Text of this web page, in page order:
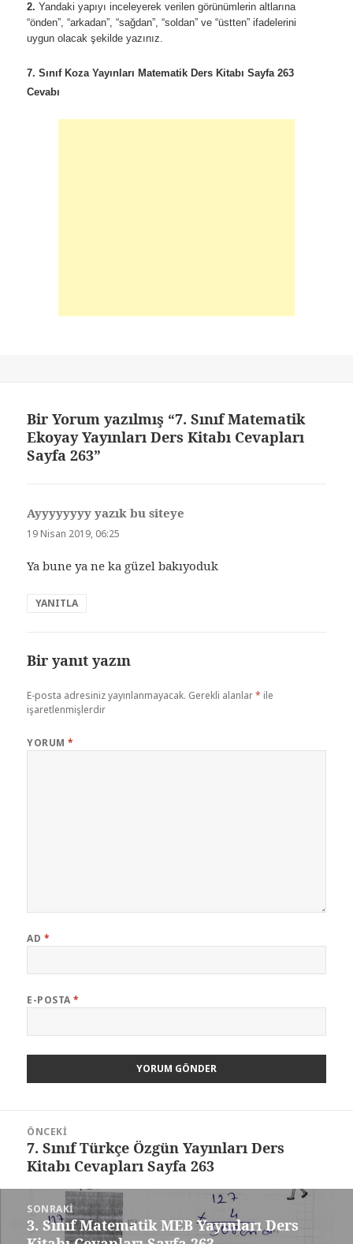
2. Yandaki yapıyı inceleyerek verilen görünümlerin altlarına
“önden”, “arkadan”, “sağdan”, “soldan” ve “üstten” ifadelerini
uygun olacak şekilde yazınız.
7. Sınıf Koza Yayınları Matematik Ders Kitabı Sayfa 263
Cevabı
Bir Yorum yazılmış “7. Sınıf Matematik
Ekoyay Yayınları Ders Kitabı Cevapları
Sayfa 263”
Ayyyyyyyy yazık bu siteye
19 Nisan 2019, 06:25
Ya bune ya ne ka güzel bakıyoduk
YANITLA
Bir yanıt yazın
E-posta adresiniz yayınlanmayacak. Gerekli alanlar* ile
işaretlenmişlerdir
YORUM*
AD *
E-POSTA*
gezinmesi
ÖNCEKI
Önceki
yazı:
7. Sınıf Türkçe Özgün Yayınları Ders
Kitabı Cevapları Sayfa 263
SONRAKI
Sonraki
3. Sınıf Matematik MEB Yayınları Ders